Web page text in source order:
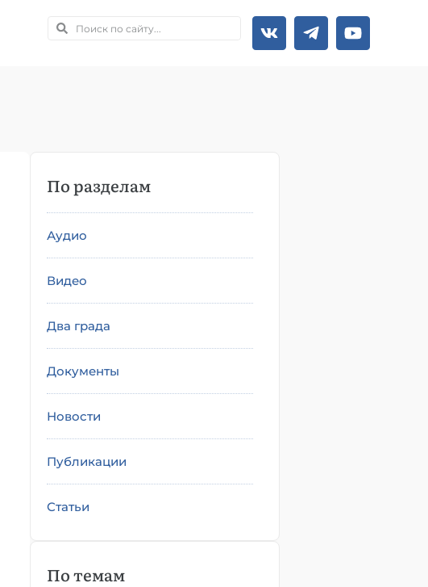
По разделам
Аудио
Видео
Два града
Документы
Новости
Публикации
Статьи
По темам